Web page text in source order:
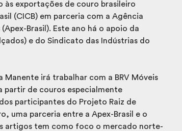
às exportações de couro brasileiro
(CICB) em parceria com a Agência
Brasil). Este ano há o apoio da
e do Sindicato das Indústrias do
irá trabalhar com a BRV Móveis
partir de couros especialmente
participantes do Projeto Raiz de
uma parceria entre a Apex-Brasil e o
artigos tem como foco o mercado norte-